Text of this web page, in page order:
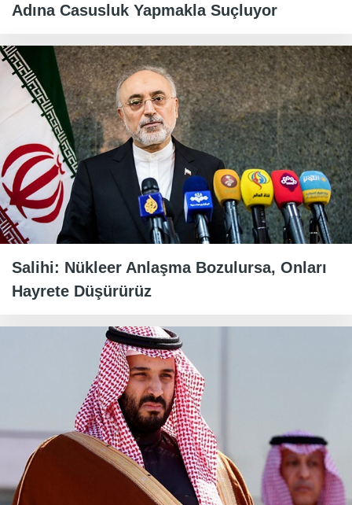
Adına Casusluk Yapmakla Suçluyor
Salihi: Nükleer Anlaşma Bozulursa, Onları
Hayrete Düşürürüz